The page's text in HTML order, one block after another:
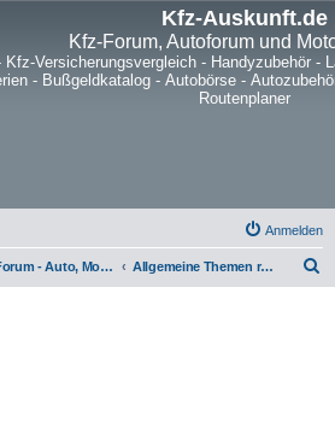
Kfz-Auskunft.de
Kfz-Forum, Autoforum und
Kfz-Versicherungsvergleich - Handyzubehör -
- Bußgeldkatalog- Autobörse-
Routenplaner
Anmelden
Kfz Forum - Auto, Motorrad und LKW Allgemeine Themen rund ums Kfz